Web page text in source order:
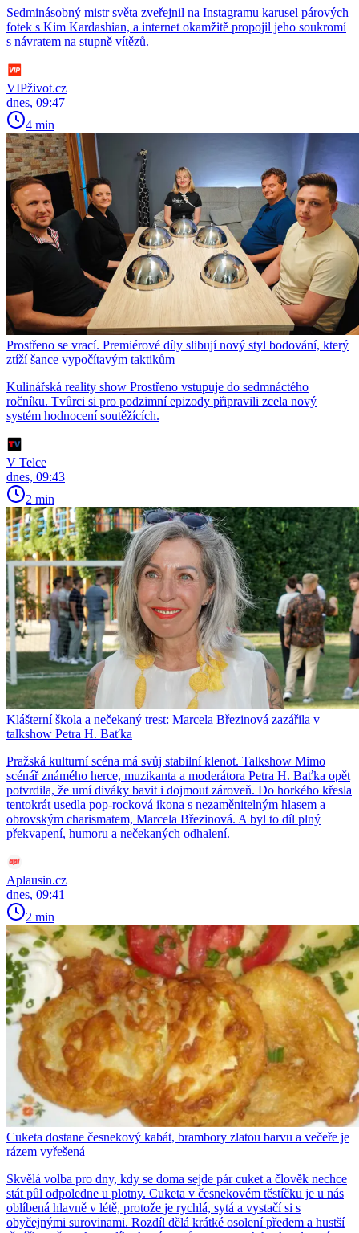
Sedminásobný mistr světa zveřejnil na Instagramu karusel párových
fotek s Kim Kardashian, a internet okamžitě propojil jeho soukromí
s návratem na stupně vítězů.
VIPživot.cz
dnes, 09:47
4 min
Prostřeno se vrací. Premiérové díly slibují nový styl bodování, který
ztíží šance vypočítavým taktikům
Kulinářská reality show Prostřeno vstupuje do sedmnáctého
ročníku. Tvůrci si pro podzimní epizody připravili zcela nový
systém hodnocení soutěžících.
V Telce
dnes, 09:43
2 min
Klášterní škola a nečekaný trest: Marcela Březinová zazářila v
talkshow Petra H. Baťka
Pražská kulturní scéna má svůj stabilní klenot. Talkshow Mimo
scénář známého herce, muzikanta a moderátora Petra H. Baťka opět
potvrdila, že umí diváky bavit i dojmout zároveň. Do horkého křesla
tentokrát usedla pop-rocková ikona s nezaměnitelným hlasem a
obrovským charismatem, Marcela Březinová. A byl to díl plný
překvapení, humoru a nečekaných odhalení.
Aplausin.cz
dnes, 09:41
2 min
Cuketa dostane česnekový kabát, brambory zlatou barvu a večeře je
rázem vyřešená
Skvělá volba pro dny, kdy se doma sejde pár cuket a člověk nechce
stát půl odpoledne u plotny. Cuketa v česnekovém těstíčku je u nás
oblíbená hlavně v létě, protože je rychlá, sytá a vystačí si s
obyčejnými surovinami. Rozdíl dělá krátké osolení předem a hustší